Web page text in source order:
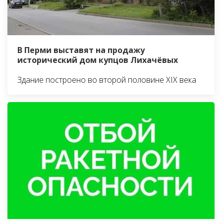
В Перми выставят на продажу
исторический дом купцов Лихачёвых
Здание построено во второй половине XIX века